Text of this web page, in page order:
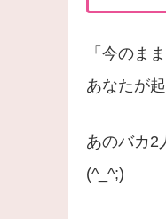
「今のま
あなたが
あのバカ2
(^_^;)